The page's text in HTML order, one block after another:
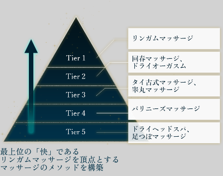
最上位の「快」である
リンガムマッサージを頂点とする
マッサージのメソッドを構築